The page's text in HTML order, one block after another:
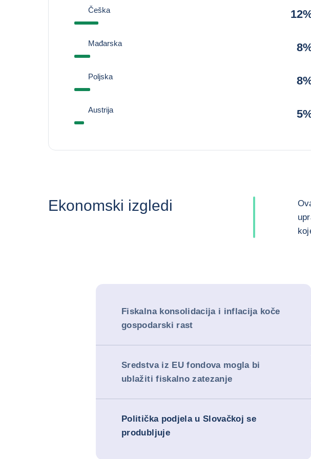
Češka
Mađarska
Poljska
Austrija
Ekonomski izgledi
Fiskalna konsolidacija i inflacija koče
gospodarski rast
Sredstva iz EU fondova mogla bi
ublažiti fiskalno zatezanje
Politička podjela u Slovačkoj se
produbljuje